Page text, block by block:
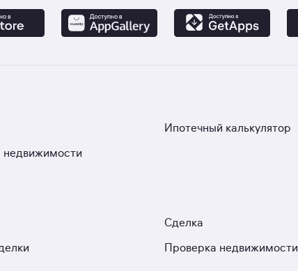
Ипотечный калькулятор
недвижимости
Сделка
Проверка недвижимости